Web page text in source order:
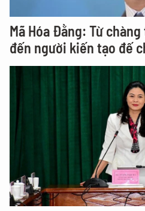
Mã Hóa Đằng: Từ
đến người kiến tạo đế